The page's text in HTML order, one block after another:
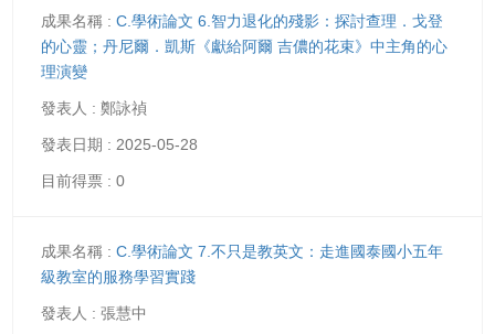
C.學術論文 6.智力退化的殘影：探討查理．戈登
的心靈；丹尼爾．凱斯《獻給阿爾 吉儂的花束》中主角的心
理演變
鄭詠禎
2025-05-28
0
C.學術論文 7.不只是教英文：走進國泰國小五年
級教室的服務學習實踐
張慧中